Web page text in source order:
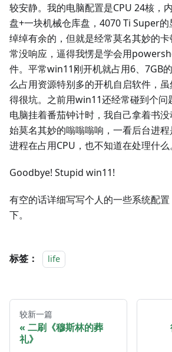
较安静。我的电脑配置是CPU 24核，
盘+一块机械仓库盘，4070 Ti Super
绰绰有余的，但就是经常莫名其妙的
常没响应，逼得我愣是学会用
件。平常win11刚开机就占用6、7GB
么占用资源特别多的开机自启软件，
得很坑。之前用win11还经常碰到个问
电脑挂着番茄钟计时，我自己拿着书
始莫名其妙的嗡嗡嗡响，一看后台进
进程在占用CPU，也不知道在处理什么。
Goodbye! Stupid win11!
有空的话详细写写个人的一些系统配
下。
标签： life
较新一篇
二刷《穆斯林的葬
礼》